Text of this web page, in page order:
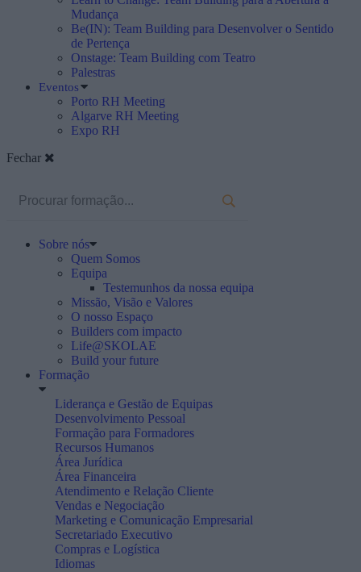
Mudança
Be(IN): Team Building para Desenvolver o Sentido
de Pertença
Onstage: Team Building com Teatro
Palestras
Eventos
Porto RH Meeting
Algarve RH Meeting
Expo RH
Fechar
Sobre nós
Quem Somos
Equipa
Testemunhos da nossa equipa
Missão, Visão e Valores
O nosso Espaço
Builders com impacto
Life@SKOLAE
Build your future
Formação
Liderança e Gestão de Equipas
Desenvolvimento Pessoal
Formação para Formadores
Recursos Humanos
Área Jurídica
Área Financeira
Atendimento e Relação Cliente
Vendas e Negociação
Marketing e Comunicação Empresarial
Secretariado Executivo
Compras e Logística
Idiomas